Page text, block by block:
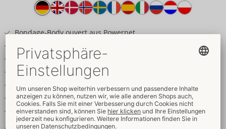
Produkttext
Bondage-Body ouvert aus Powernet
Inklusive Armfesseln & Kettenleine
Schenkel-Harnesse abnehmbar
Edle Mattlook-Details in Dunkellila
Dekorative Ringe für Fesselspiele
Träger und Strapse verstellbar
Weich & elastisch für hohen Tragekomfort